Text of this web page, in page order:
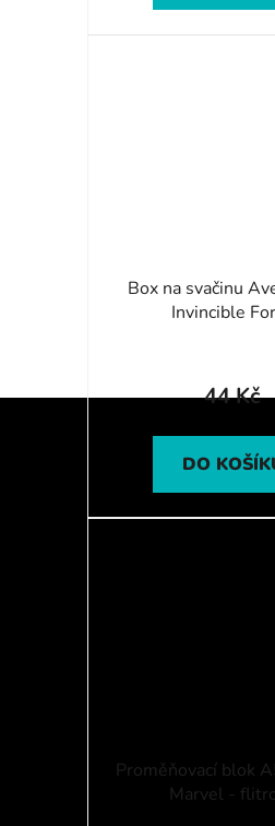
Box na svačinu
Invincible
44 Kč
DO
Proměňovací blok
Marvel -